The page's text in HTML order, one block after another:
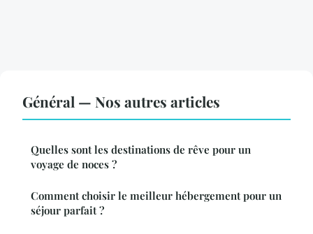
Général — Nos autres articles
Quelles sont les destinations de rêve pour un
voyage de noces ?
Comment choisir le meilleur hébergement pour un
séjour parfait ?